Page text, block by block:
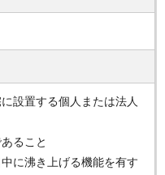
設置する個人または法人
ること
に沸き上げる機能を有す